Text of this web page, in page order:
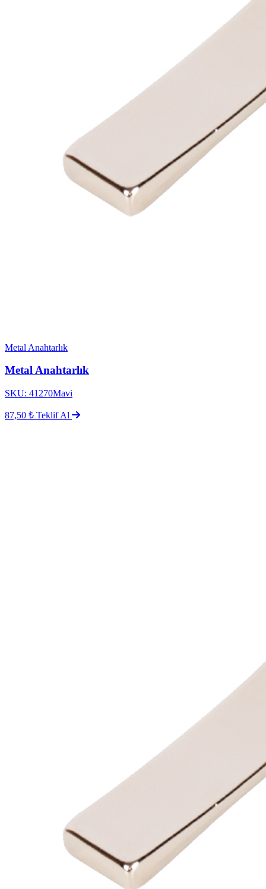
Metal Anahtarlık
Metal Anahtarlık
SKU: 41270Mavi
87,50 ₺ Teklif Al